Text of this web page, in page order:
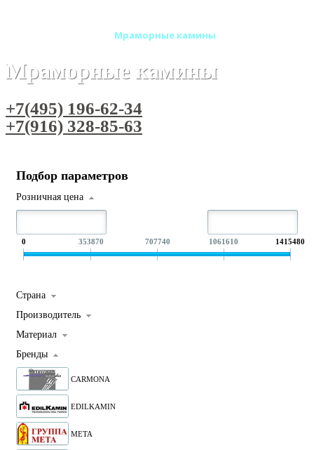
Мраморные камины
Мраморные камины
+7(495) 196-62-34
+7(916) 328-85-63
Подбор параметров
Розничная цена
0 353870 707740 1061610 1415480
Страна
Производитель
Материал
Бренды
CARMONA
EDILKAMIN
META